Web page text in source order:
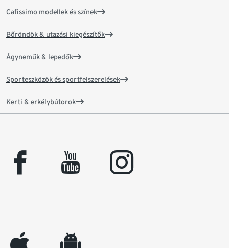
Cafissimo modellek és színek
Bőröndök & utazási kiegészítők
Ágyneműk & lepedők
Sporteszközök és sportfelszerelések
Kerti & erkélybútorok
facebook youtube instagram